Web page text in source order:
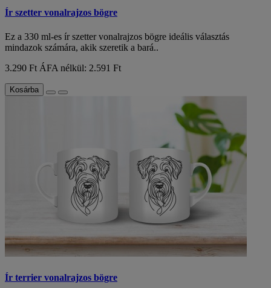
Ír szetter vonalrajzos bögre
Ez a 330 ml-es ír szetter vonalrajzos bögre ideális választás
mindazok számára, akik szeretik a bará..
3.290 Ft ÁFA nélkül: 2.591 Ft
Kosárba
Ír terrier vonalrajzos bögre